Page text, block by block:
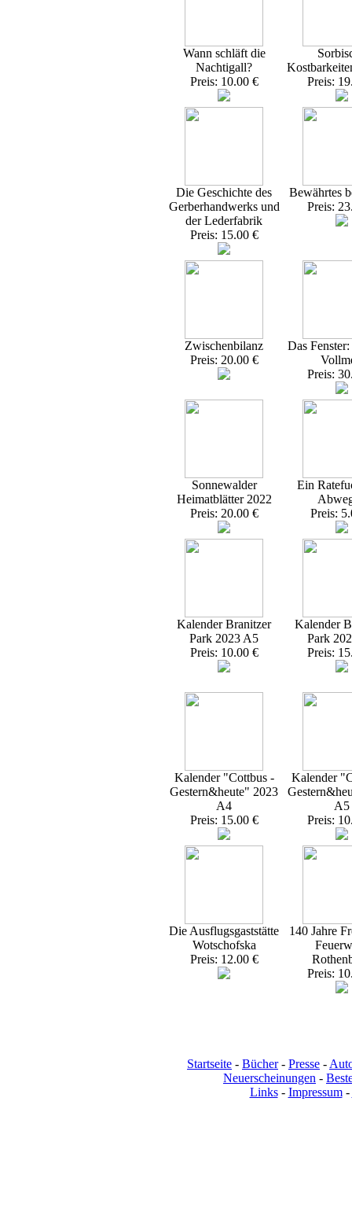
Wann schläft die
Nachtigall?
Preis: 10.00 €
Preis:
Die Geschichte des
Gerberhandwerks und
der Lederfabrik
Preis: 15.00 €
Bewährtes
Preis:
Zwischenbilanz
Preis: 20.00 €
Das
Preis:
Sonnewalder
Heimatblätter 2022
Preis: 20.00 €
Ein
Preis:
Kalender Branitzer
Park 2023 A5
Preis: 10.00 €
Kalender
Park
Preis:
Kalender "Cottbus -
Gestern&heute" 2023
A4
Preis: 15.00 €
Kalender
A5
Preis:
Die Ausflugsgaststätte
Wotschofska
Preis: 12.00 €
140 Jahre
Preis:
Startseite - Bücher- Presse -
Neuerscheinungen -
Links- Impressum-